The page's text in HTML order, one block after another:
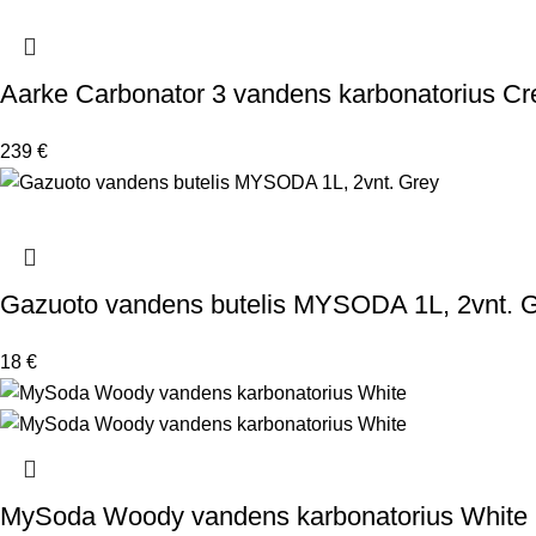
Aarke Carbonator 3 vandens karbonatorius
239 €
Gazuoto vandens butelis MYSODA 1L, 2vnt.
18 €
MySoda Woody vandens karbonatorius White